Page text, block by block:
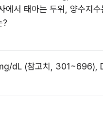
서 태아는 두위, 양수지
?
dL (참고치,